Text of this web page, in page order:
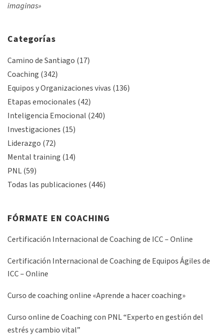
imaginas»
Categorías
Camino de Santiago (17)
Coaching (342)
Equipos y Organizaciones vivas (136)
Etapas emocionales (42)
Inteligencia Emocional (240)
Investigaciones (15)
Liderazgo (72)
Mental training (14)
PNL(59)
Todas las publicaciones (446)
FÓRMATE EN COACHING
Certificación Internacional de Coaching de ICC – Online
Certificación Internacional de Coaching de Equipos Ágiles de
ICC – Online
Curso de coaching online «Aprende a hacer coaching»
Curso online de Coaching con PNL “Experto en gestión del
estrés y cambio vital”